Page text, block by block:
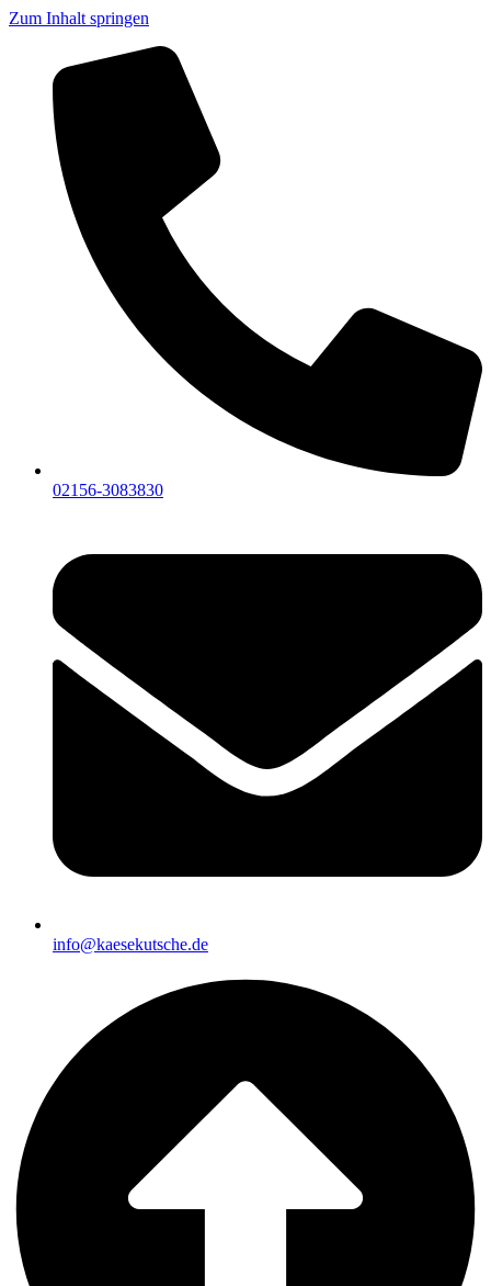
Zum Inhalt springen
02156-3083830
info@kaesekutsche.de